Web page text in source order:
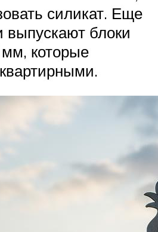
силикат. Еще
выпускают блоки
которые